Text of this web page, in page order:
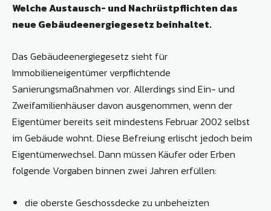
Welche Austausch- und Nachrüstpflichten das
neue Gebäudeenergiegesetz beinhaltet.
Das Gebäudeenergiegesetz sieht für
Immobilieneigentümer verpflichtende
Sanierungsmaßnahmen vor. Allerdings sind Ein- und
Zweifamilienhäuser davon ausgenommen, wenn der
Eigentümer bereits seit mindestens Februar 2002 selbst
im Gebäude wohnt. Diese Befreiung erlischt jedoch beim
Eigentümerwechsel. Dann müssen Käufer oder Erben
folgende Vorgaben binnen zwei Jahren erfüllen:
die oberste Geschossdecke zu unbeheizten